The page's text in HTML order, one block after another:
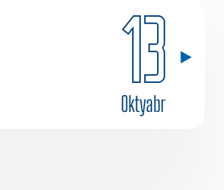
13
Oktyabr